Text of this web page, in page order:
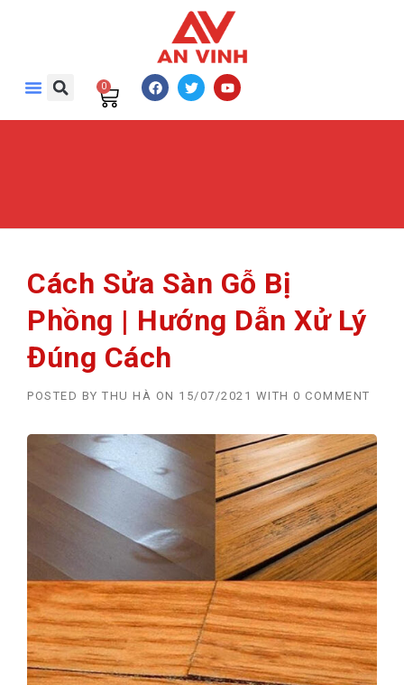
0
Cách Sửa Sàn Gỗ Bị
Phồng | Hướng Dẫn Xử Lý
Đúng Cách
POSTED BY THU HÀ ON 15/07/2021 WITH 0 COMMENT